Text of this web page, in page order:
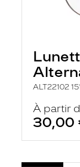
ALT22102
À partir
30,00